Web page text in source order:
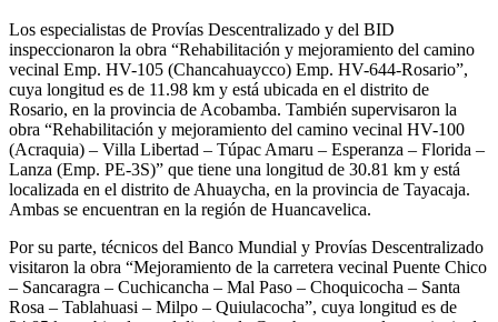
Los especialistas de Provías Descentralizado y del BID
inspeccionaron la obra “Rehabilitación y mejoramiento del camino
vecinal Emp. HV-105 (Chancahuaycco) Emp. HV-644-Rosario”,
cuya longitud es de 11.98 km y está ubicada en el distrito de
Rosario, en la provincia de Acobamba. También supervisaron la
obra “Rehabilitación y mejoramiento del camino vecinal HV-100
(Acraquia) – Villa Libertad – Túpac Amaru – Esperanza – Florida –
Lanza (Emp. PE-3S)” que tiene una longitud de 30.81 km y está
localizada en el distrito de Ahuaycha, en la provincia de Tayacaja.
Ambas se encuentran en la región de Huancavelica.
Por su parte, técnicos del Banco Mundial y Provías Descentralizado
visitaron la obra “Mejoramiento de la carretera vecinal Puente Chico
– Sancaragra – Cuchicancha – Mal Paso – Choquicocha – Santa
Rosa – Tablahuasi – Milpo – Quiulacocha”, cuya longitud es de